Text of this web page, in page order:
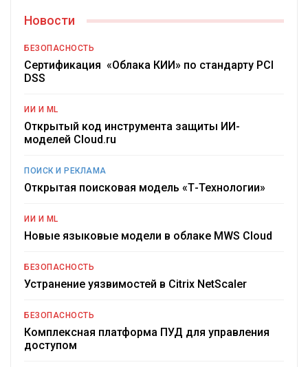
Новости
БЕЗОПАСНОСТЬ
Сертификация «Облака КИИ» по стандарту PCI
DSS
ИИ И ML
Открытый код инструмента защиты ИИ-
моделей Cloud.ru
ПОИСК И РЕКЛАМА
Открытая поисковая модель «Т-Технологии»
ИИ И ML
Новые языковые модели в облаке MWS Cloud
БЕЗОПАСНОСТЬ
Устранение уязвимостей в Citrix NetScaler
БЕЗОПАСНОСТЬ
Комплексная платформа ПУД для управления
доступом